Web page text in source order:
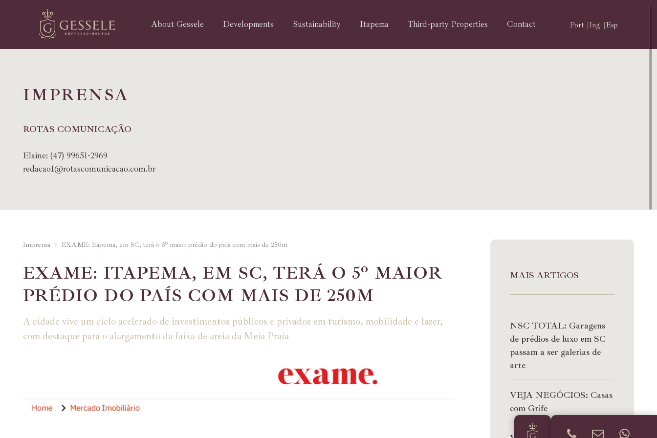
About Gessele Developments Sustainability Itapema Third-party Properties Contact Port Ing Esp
IMPRENSA
ROTAS COMUNICAÇÃO
Elaine: (47) 99651-2969
redacao1@rotascomunicacao.com.br
Imprensa EXAME: Itapema, em SC, terá o 5º maior prédio do país com mais de 250m
EXAME: ITAPEMA, EM SC, TERÁ O 5º MAIOR
PRÉDIO DO PAÍS COM MAIS DE 250M
A cidade vive um ciclo acelerado de investimentos públicos e privados em turismo, mobilidade e lazer,
com destaque para o alargamento da faixa de areia da Meia Praia
MAIS ARTIGOS
NSC TOTAL: Garagens
de prédios de luxo em SC
passam a ser galerias de
arte
VEJA NEGÓCIOS: Casas
com Grife